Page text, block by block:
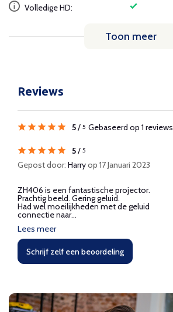
Volledige HD:
Toon meer
Reviews
5/ 5 Gebaseerd op 1 reviews
5/ 5
Gepost door: Harryop 17 Januari 2023
ZH406 is een fantastische projector.
Prachtig beeld. Gering geluid.
Had wel moeilijkheden met de geluid
connectie naar...
Lees meer
Schrijf zelf een beoordeling